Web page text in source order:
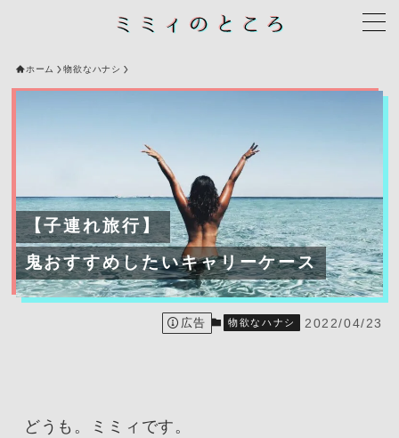
ホーム 物欲なハナシ
【子連れ旅行】
鬼おすすめしたいキャリーケース
広告 物欲なハナシ 2022/04/23
どうも。ミミィです。